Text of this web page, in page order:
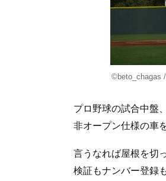
©beto_chagas
プロ野球の試合中盤
非オープン仕様の車
言うなれば屋根を切
検証もナンバー登録